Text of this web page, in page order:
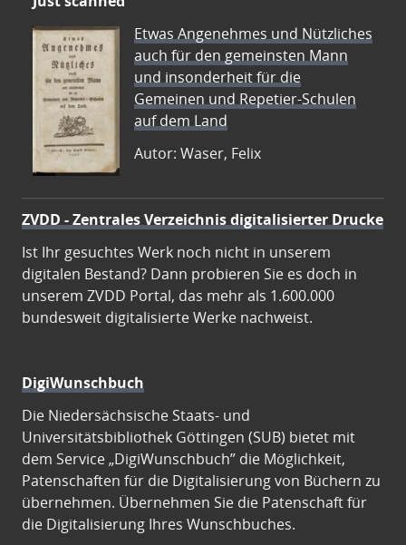
Etwas Angenehmes und Nützliches
auch für den gemeinsten Mann
und insonderheit für die
Gemeinen und Repetier-Schulen
auf dem Land
Autor: Waser, Felix
ZVDD - Zentrales Verzeichnis digitalisierter Drucke
Ist Ihr gesuchtes Werk noch nicht in unserem
digitalen Bestand? Dann probieren Sie es doch in
unserem ZVDD Portal, das mehr als 1.600.000
bundesweit digitalisierte Werke nachweist.
DigiWunschbuch
Die Niedersächsische Staats- und
Universitätsbibliothek Göttingen (SUB) bietet mit
dem Service „DigiWunschbuch” die Möglichkeit,
Patenschaften für die Digitalisierung von Büchern zu
übernehmen. Übernehmen Sie die Patenschaft für
die Digitalisierung Ihres Wunschbuches.